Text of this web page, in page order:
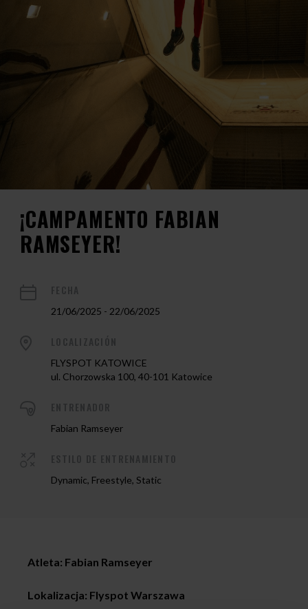
¡CAMPAMENTO FABIAN
RAMSEYER!
21/06/2025 - 22/06/2025
FLYSPOT KATOWICE
ul. Chorzowska 100, 40-101 Katowice
Fabian Ramseyer
Dynamic, Freestyle, Static
Atleta: Fabian Ramseyer
Lokalizacja: Flyspot Warszawa